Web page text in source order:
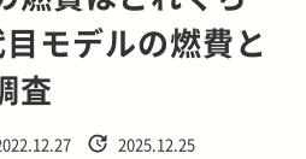
モデルの燃費と
査
2025.12.25